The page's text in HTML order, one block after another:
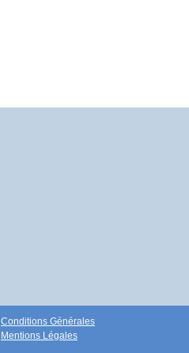
Conditions Générales
Mentions Légales